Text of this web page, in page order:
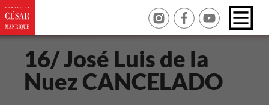
16/ José Luis de la
Nuez CANCELADO